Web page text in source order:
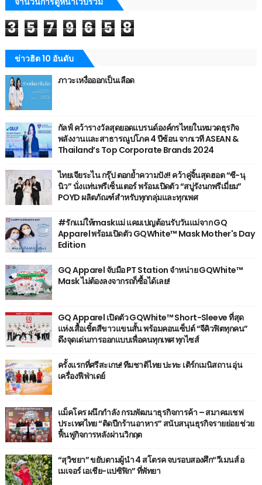
3 5 7 9 6 5 8
ข่าวฮิต 10 อันดับ
ภาวะเหงื่อออกเป็นเลือด
กัลฟ์ คว้ารางวัลสุดยอดแบรนด์องค์กรไทยในหมวดธุรกิจ
พลังงานและสาธารณูปโภค 4 ปีซ้อน จากเวที ASEAN &
Thailand’s Top Corporate Brands 2024
ไทยเจียระไน กรุ๊ป ตอกย้ำความปัง!! คว้าคู่จิ้นสุดฮอต “ซี-นุ
นิว” นั่งแท่นพรีเซ็นเตอร์ พร้อมเปิดตัว “สบู่รังนกพรีเมี่ยม”
POYD ผลิตภัณฑ์สำหรับทุกกลุ่มและทุกเพศ
#รักแม่ให้maskแม่ แคมเปญต้อนรับวันแม่จาก GQ
Apparel พร้อมเปิดตัว GQWhite™ Mask Mother's Day
Edition
GQ Apparel จับมือ PT Station จำหน่าย GQWhite™
Mask ไม่ต้องลงจากรถก็ซื้อได้เลย!
GQ Apparel เปิดตัว GQWhite™ Short-Sleeve ที่สุด
แห่งเสื้อเชิ้ตสีขาวแขนสั้น พร้อมคอนเซ็ปต์ “จีคิวฟิตทุกคน”
ดึงจุดเด่นการออกแบบเพื่อคนทุกเพศ ทุกไซส์
ครั้งแรกที่ศรีสะเกษ! ทีมชาติไทย ปะทะ เติร์กเมนิสถาน อุ่น
เครื่องฟีฟ่าเดย์
แม็คโคร ผนึกกำลัง กรมพัฒนาธุรกิจการค้า – สมาคมเชฟ
ประเทศไทย “ติดปีกร้านอาหาร” สนับสนุนธุรกิจรายย่อย ช่วย
ฟื้นฟูกิจการหลังผ่านวิกฤต
“สุวิชยา” ขยับตามผู้นำ 4 สโตรค จบรอบสองศึก“วีเมนส์ อ
เมเจอร์ เอเชีย-แปซิฟิก” ที่พัทยา